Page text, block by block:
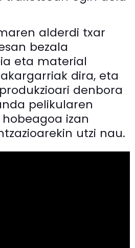
alderdi txar
bezala
eta material
dira, eta
denbora
pelikularen
izan
utzi nau.